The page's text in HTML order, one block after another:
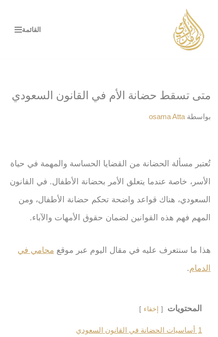
تخطى
إلى
القائمة
متى تسقط حضانة الأم في القانون السعودي
بواسطة osama Atta
تُعتبر مسألة الحضانة من القضايا الحساسة والمهمة في حياة
الأسر، خاصة عندما يتعلق الأمر بحضانة الأطفال. في القانون
السعودي، هناك قواعد واضحة تحكم حضانة الأطفال، ومن
المهم فهم هذه القوانين لضمان حقوق الأمهات والآباء.
هذا ما سنتعرف عليه في مقال اليوم عبر موقع محامي في
الدمام.
المحتويات إخفاء
1 أساسيات الحضانة في القانون السعودي